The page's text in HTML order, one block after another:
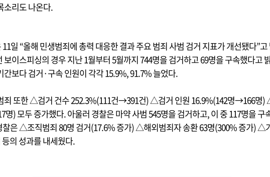
소리도 나온다.
일 “올해 민생범죄에 총력 대응한 결과 주요 범죄 사범 검거 지표가 개선됐다”
보이스피싱의 경우 지난 1월부터 5월까지 744명을 검거하고 69명을 구속했다고
간보다 검거·구속 인원이 각각 15.9%, 91.7% 늘었다.
죄 또한 △검거 건수 252.3%(111건→391건) △검거 인원 16.9%(142명→166명)
) 모두 증가했다. 아울러 경찰은 마약 사범 545명을 검거하고, 이 중 117명을 구
찰은 △조직범죄 80명 검거(17.6% 증가) △해외범죄자 송환 63명(300% 증가) △
의 성과를 내세웠다.